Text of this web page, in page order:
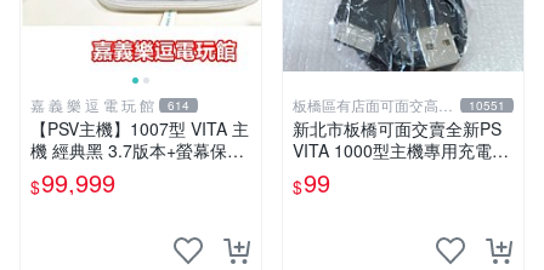
嘉 義 樂 逗 電 玩 館 614
【PSV主機】1007型 VITA 主
機 經典黑 3.7版本+螢幕保護
貼+主機收納包【9成新】✪中
古二手✪嘉義樂逗電玩館
$99,999
板橋區有店面可面交高價
回收電玩
10551
新北市板橋可面交賣全新PS
VITA 1000型主機專用充電
線....超便宜只賣99元
$99